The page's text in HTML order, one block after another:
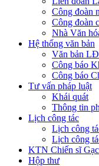
Công đoàn
Công đoàn
Nhà Văn
Hệ thống văn bản
Văn bản
Công báo
Công báo
Tư vấn pháp luật
Khái quát
Thông tin
Lịch công tác
Lịch công
Lịch công
KTN Chiến sĩ
Hộp thư